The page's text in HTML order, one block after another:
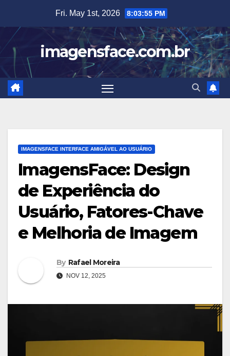
content
Fri. May 1st, 2026 8:03:56 PM
imagensface.com.br
IMAGENSFACE INTERFACE AMIGÁVEL AO USUÁRIO
ImagensFace: Design
de Experiência do
Usuário, Fatores-Chave
e Melhoria de Imagem
By Rafael Moreira
NOV 12, 2025